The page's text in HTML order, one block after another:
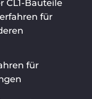
CL1-Bauteile
für
für